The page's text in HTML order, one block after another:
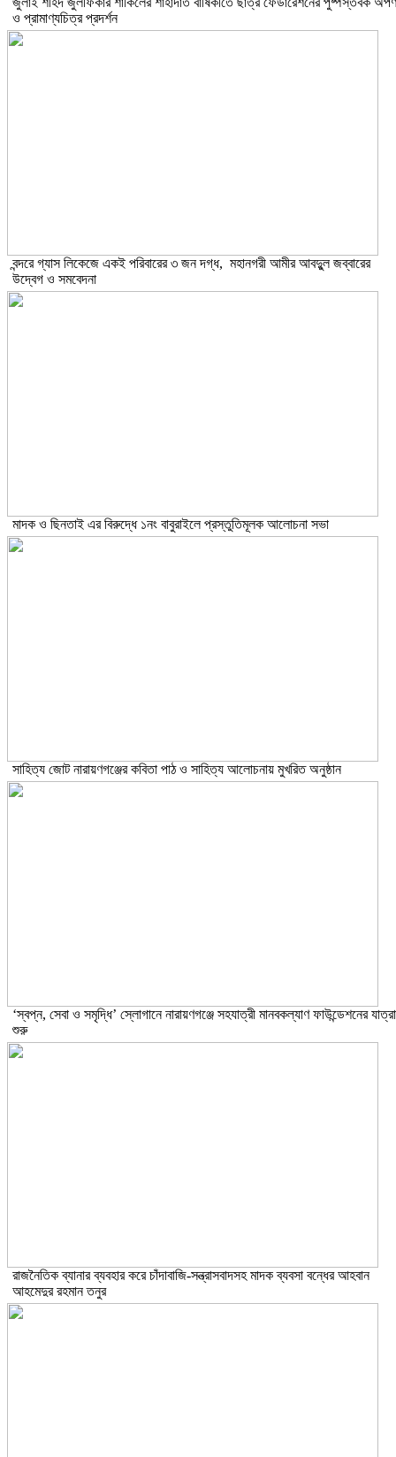
ও প্রামাণ্যচিত্র প্রদর্শন
বন্দরে গ্যাস লিকেজে একই পরিবারের ৩ জন দগ্ধ, মহানগরী আমীর আবদুুল জব্বারের
উদ্বেগ ও সমবেদনা
মাদক ও ছিনতাই এর বিরুদ্ধে ১নং বাবুরাইলে প্রস্তুতিমূলক আলোচনা সভা
সাহিত্য জোট নারায়ণগঞ্জের কবিতা পাঠ ও সাহিত্য আলোচনায় মুখরিত অনুষ্ঠান
‘স্বপ্ন, সেবা ও সমৃদ্ধি’ স্লোগানে নারায়ণগঞ্জে সহযাত্রী মানবকল্যাণ ফাউন্ডেশনের যাত্রা
শুরু
রাজনৈতিক ব্যানার ব্যবহার করে চাঁদাবাজি-সন্ত্রাসবাদসহ মাদক ব্যবসা বন্ধের আহবান
আহমেদুর রহমান তনুর